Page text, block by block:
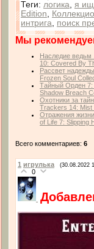
Теги: логика
я
Edition
интрига
поиск
Мы
Наследие ведьм
10: Covered By
Рассвет
Frozen Soul
Тайный Орден 7:
Shadow Breach
Охотники за
Trackers 14: Mist
Отражения
of Life 7: Slipping
Всего комментариев: 6
1 игрулька (30.08.2022
0